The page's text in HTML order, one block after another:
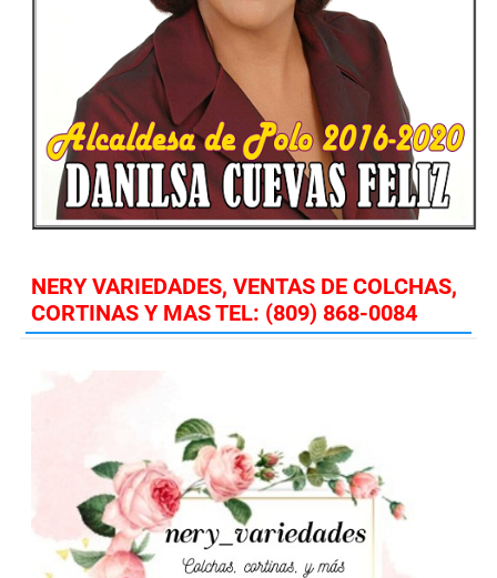
NERY VARIEDADES, VENTAS DE COLCHAS,
CORTINAS Y MAS TEL: (809) 868-0084